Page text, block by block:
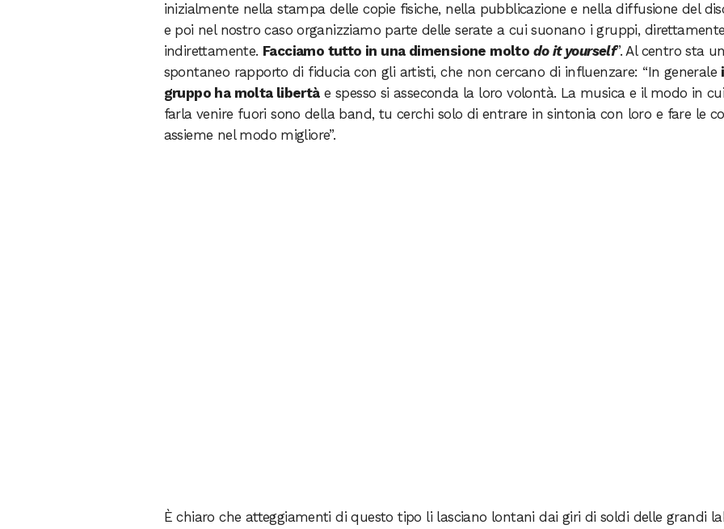
inizialmente nella stampa delle copie fisiche, nella pubblicazione e nella diffusione del
e poi nel nostro caso organizziamo parte delle serate a cui suonano i gruppi,
indirettamente. Facciamo tutto in una dimensione molto do it yourself”. Al centro sta
spontaneo rapporto di fiducia con gli artisti, che non cercano di influenzare: “In generale
gruppo ha molta libertàe spesso si asseconda la loro volontà. La musica e il modo in cui
farla venire fuori sono della band, tu cerchi solo di entrare in sintonia con loro e fare le
assieme nel modo migliore”.
È chiaro che atteggiamenti di questo tipo li lasciano lontani dai giri di soldi delle grandi